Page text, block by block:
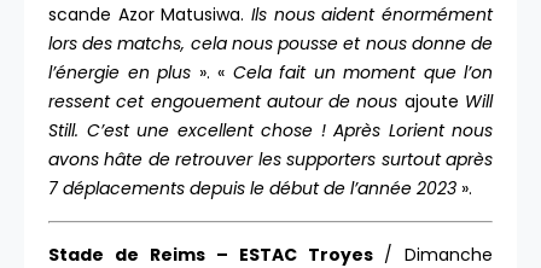
scande Azor Matusiwa. Ils nous aident énormément
lors des matchs, cela nous pousse et nous donne de
l’énergie en plus ». « Cela fait un moment que l’on
ressent cet engouement autour de nous ajoute Will
Still. C’est une excellent chose ! Après Lorient nous
avons hâte de retrouver les supporters surtout après
7 déplacements depuis le début de l’année 2023 ».
Stade de Reims – ESTAC Troyes / Dimanche